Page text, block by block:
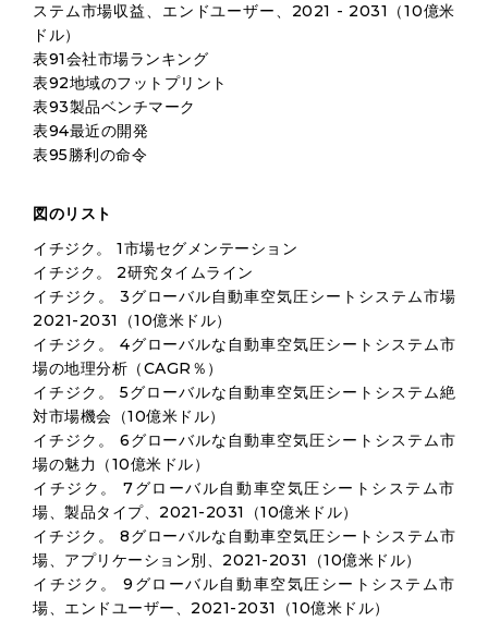
ステム市場収益、エンドユーザー、2021 - 2031（10億米
ドル）
表91会社市場ランキング
表92地域のフットプリント
表93製品ベンチマーク
表94最近の開発
表95勝利の命令
図のリスト
イチジク。 1市場セグメンテーション
イチジク。 2研究タイムライン
イチジク。 3グローバル自動車空気圧シートシステム市場
2021-2031（10億米ドル）
イチジク。 4グローバルな自動車空気圧シートシステム市
場の地理分析（CAGR％）
イチジク。 5グローバルな自動車空気圧シートシステム絶
対市場機会（10億米ドル）
イチジク。 6グローバルな自動車空気圧シートシステム市
場の魅力（10億米ドル）
イチジク。 7グローバル自動車空気圧シートシステム市
場、製品タイプ、2021-2031（10億米ドル）
イチジク。 8グローバルな自動車空気圧シートシステム市
場、アプリケーション別、2021-2031（10億米ドル）
イチジク。 9グローバル自動車空気圧シートシステム市
場、エンドユーザー、2021-2031（10億米ドル）